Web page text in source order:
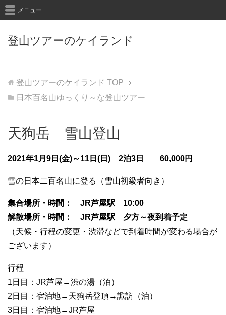
登山ツアーのケイランド
メニュー
登山ツアーのケイランド TOP
日本百名山ゆっくり～な登山ツアー
天狗岳 雪山登山
2021年1月9 日(金)～11日(日) 2泊3日 60,000円
雪の日本二百名山に登る（雪山初級者向き）
集合場所・時間： JR芦屋駅 10:00
解散場所・時間： JR芦屋駅 夕方～夜到着予定
（天候・行程の変更・渋滞などで到着時間が変わる場合が
ございます）
行程
1日目：JR芦屋→渋の湯（泊）
2日目：宿泊地→天狗岳登頂→諏訪（泊）
3日目：宿泊地→JR芦屋